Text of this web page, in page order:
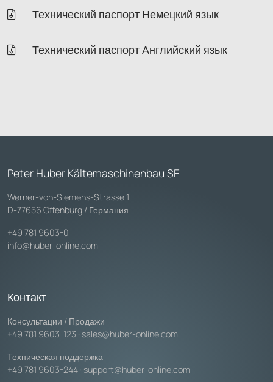
Технический паспорт Немецкий язык
Технический паспорт Английский язык
Peter Huber Kältemaschinenbau SE
Werner-von-Siemens-Strasse 1
D-77656 Offenburg / Германия
+49 781 9603-0
info@huber-online.com
Контакт
Консультации / Продажи
+49 781 9603-123 · sales@huber-online.com
Техническая поддержка
+49 781 9603-244 · support@huber-online.com